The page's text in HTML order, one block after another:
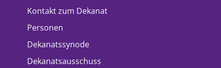
Kontakt zum Dekanat
Personen
Dekanatssynode
Dekanatsausschuss